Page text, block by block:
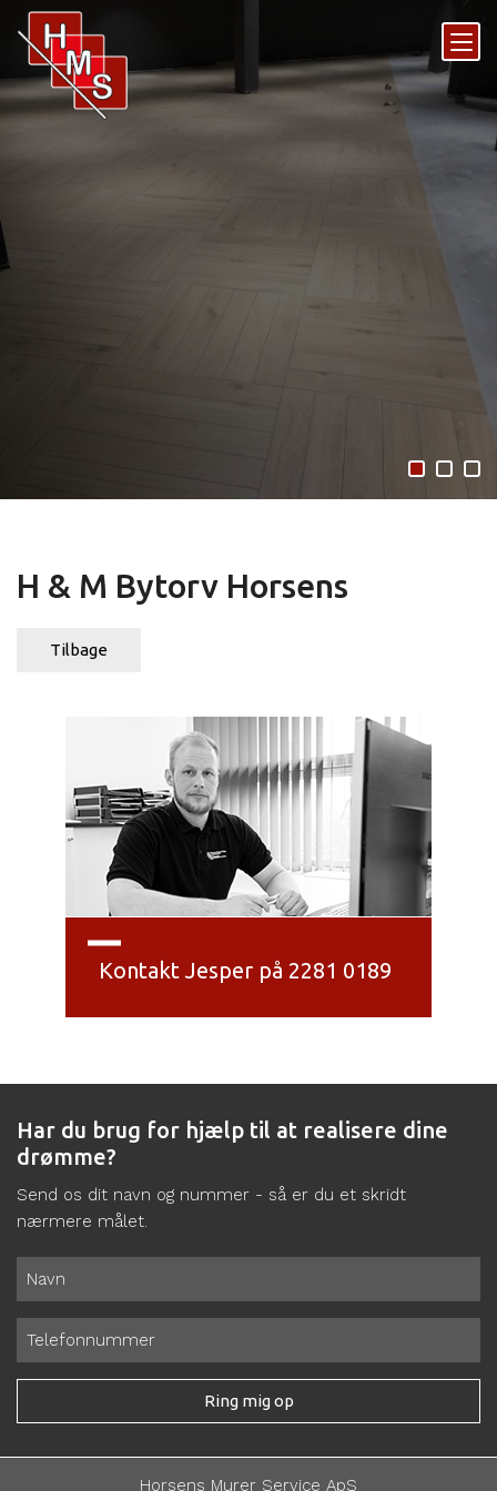
H & M Bytorv Horsens
Tilbage
Kontakt Jesper på 2281 0189
Har du brug for hjælp til at realisere dine
drømme?
Send os dit navn og nummer - så er du et skridt
nærmere målet.
Horsens Murer Service ApS